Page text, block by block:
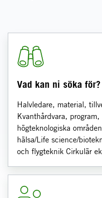
Vad kan ni söka för?
Halvledare, material,
Kvanthårdvara,
högteknologiska
hälsa/Life science/
och flygteknik Cirkulär